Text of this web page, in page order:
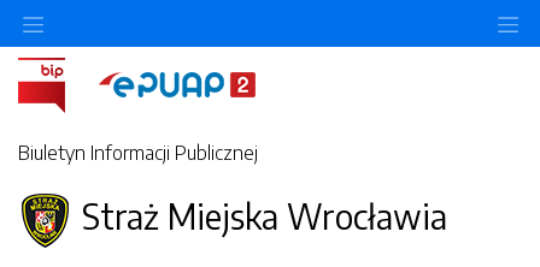
Biuletyn Informacji Publicznej
Straż Miejska Wrocławia